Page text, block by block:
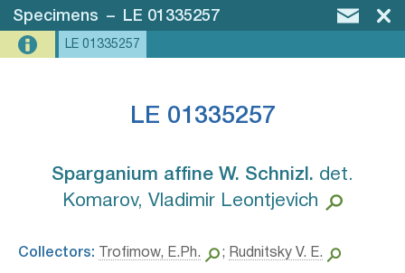
Specimens – LE 01335257
LE 01335257
LE 01335257
Sparganium affine W. Schnizl.⁣ det.
Komarov, Vladimir Leontjevich
Collectors: Trofimow, E.Ph. ; Rudnitsky V. E.